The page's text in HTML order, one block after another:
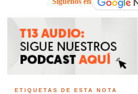
ETIQUETAS DE ESTA NOTA